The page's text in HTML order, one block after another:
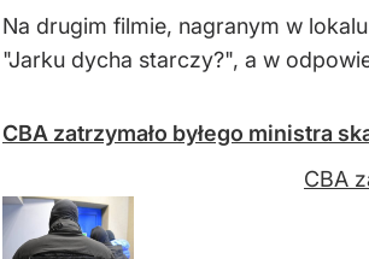
Na drugim filmie, nagranym w
"Jarku dycha starczy?", a w
CBA zatrzymało byłego ministra
CBA